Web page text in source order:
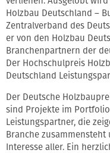
Holzbau Deutschland –
Zentralverband des
er von den Holzbau
Branchenpartnern der
Der Hochschulpreis
Deutschland
Der Deutsche
sind Projekte im
Leistungspartner, die
Branche
Interesse aller. Ein